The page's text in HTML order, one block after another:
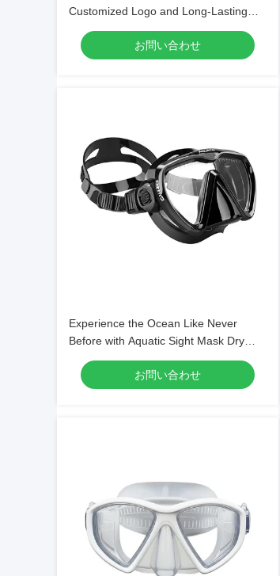
Customized Logo and Long-Lasting
Design
お問い合わせ
Experience the Ocean Like Never
Before with Aquatic Sight Mask Dry
Snorkel and Single Lens Mask
お問い合わせ